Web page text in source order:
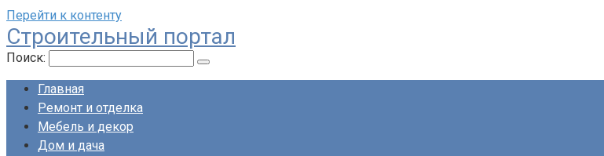
Перейти к контенту
Строительный портал
Поиск:
Главная
Ремонт и отделка
Мебель и декор
Дом и дача